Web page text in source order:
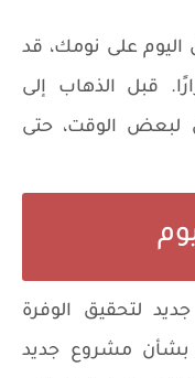
على نومك، قد
قبل الذهاب إلى
لبعض الوقت، حتى
لتحقيق الوفرة
بشأن مشروع جديد